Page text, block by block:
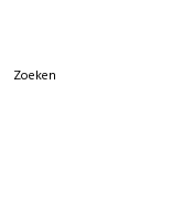
Zoeken